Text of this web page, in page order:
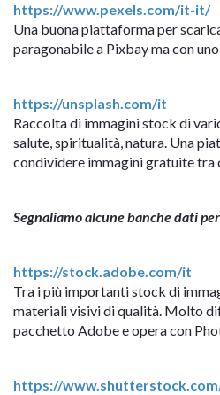
https://www.pexels.com/it-it/
Una buona piattaforma per
paragonabile a Pixbay ma con
https://unsplash.com/it
Raccolta di immagini stock di
salute, spiritualità, natura. Una
condividere immagini gratuite tra
Segnaliamo alcune banche dati
https://stock.adobe.com/it
Tra i più importanti stock di
materiali visivi di qualità. Molto
pacchetto Adobe e opera con
https://